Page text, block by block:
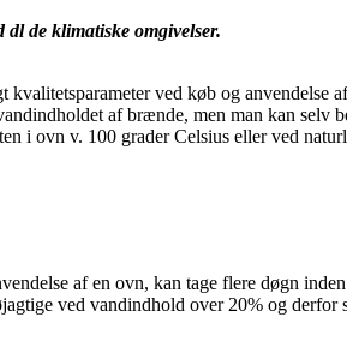
de klimatiske omgivelser.
ved køb og
af brænde, men man kan
i ovn v. 100 grader Celsius eller ved
af en ovn, kan tage flere døgn
ved vandindhold over 20% og